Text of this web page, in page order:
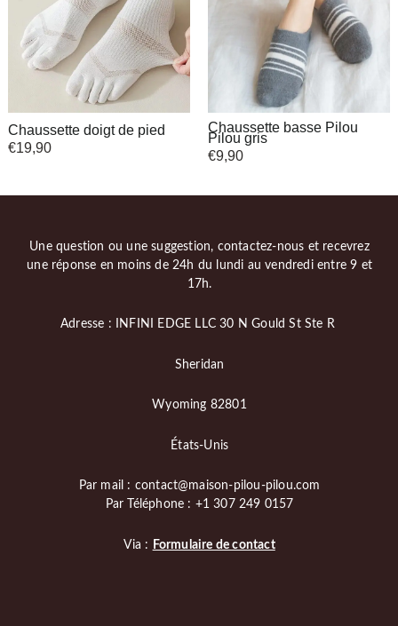
Chaussette doigt de pied
€19,90
Chaussette basse Pilou
Pilou gris
€9,90
Une question ou une suggestion, contactez-nous et recevrez
une réponse en moins de 24h du lundi au vendredi entre 9 et
17h.
Adresse : INFINI EDGE LLC 30 N Gould St Ste R
Sheridan
Wyoming 82801
États-Unis
Par mail : contact@maison-pilou-pilou.com
Par Téléphone : +1 307 249 0157
Via : Formulaire de contact